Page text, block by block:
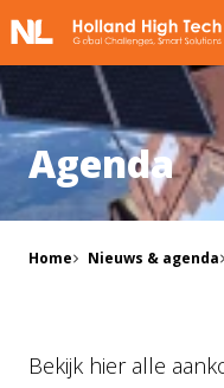
Agenda
Home Nieuws & agenda
Bekijk hier alle